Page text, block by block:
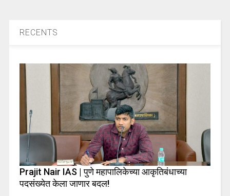
RECENTS
Prajit Nair IAS | पुणे महापालिकेच्या आकृतिबंधाच्या
पदसंख्येत केला जाणार बदल!